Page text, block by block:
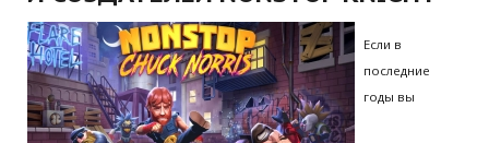
Если в
последние
годы вы